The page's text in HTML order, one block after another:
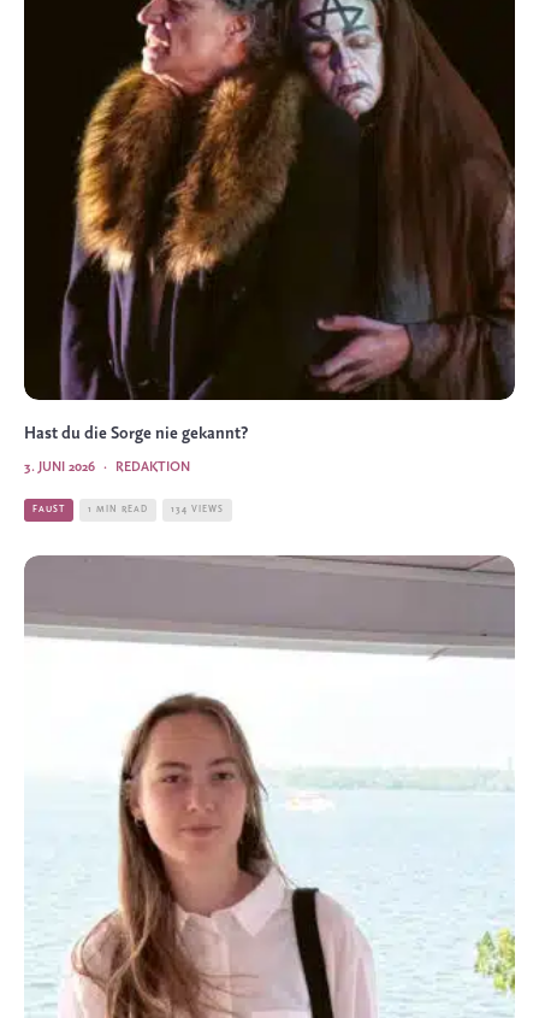
Hast du die Sorge nie gekannt?
REDAKTION
·
3. JUNI 2026
FAUST 1 MIN READ 134 VIEWS